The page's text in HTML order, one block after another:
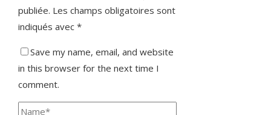
publiée. Les champs obligatoires sont
indiqués avec *
Save my name, email, and website
in this browser for the next time I
comment.